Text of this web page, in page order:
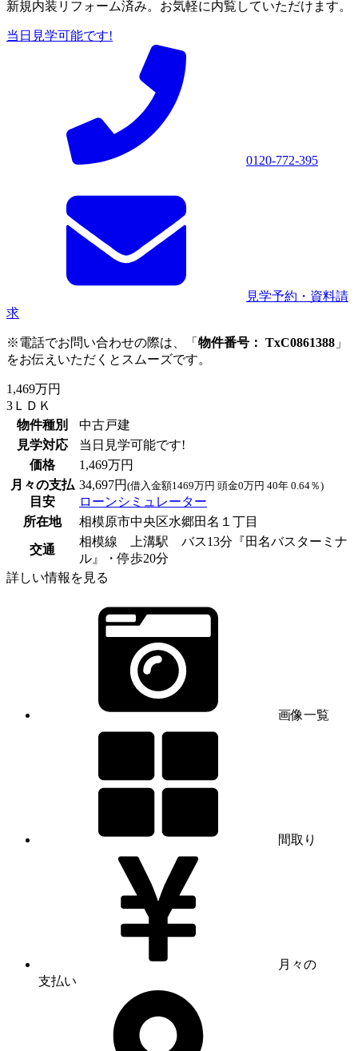
新規内装リフォーム済み。お気軽に内覧していただけます。
当日見学可能です!
0120-772-395
見学予約・資料請
求
※電話でお問い合わせの際は、「 物件番号： TxC0861388 」
をお伝えいただくとスムーズです。
1,469万円
3ＬＤＫ
物件種別
中古戸建
見学対応
当日見学可能です!
価格
1,469万円
月々の支払
目安
34,697円 (借入金額1469万円 頭金0万円 40年 0.64％)
ローンシミュレーター
所在地
相模原市中央区水郷田名１丁目
交通
相模線 上溝駅 バス13分『田名バスターミナ
ル』・停歩20分
詳しい情報を見る
画像一覧
間取り
月々の
支払い